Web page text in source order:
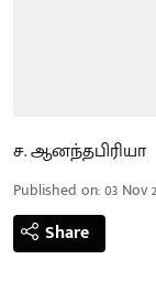
ச. ஆனந்தபிரியா
Published on:03 Nov
Share